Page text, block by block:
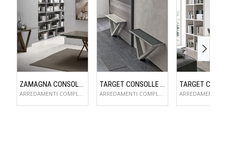
ZAMAGNA CONSOLLE FLAME
ARREDAMENTI COMPLEMENTI D'ARREDO
TARGET CONSOLLE KIRA
ARREDAMENTI COMPLEMENTI D'ARREDO